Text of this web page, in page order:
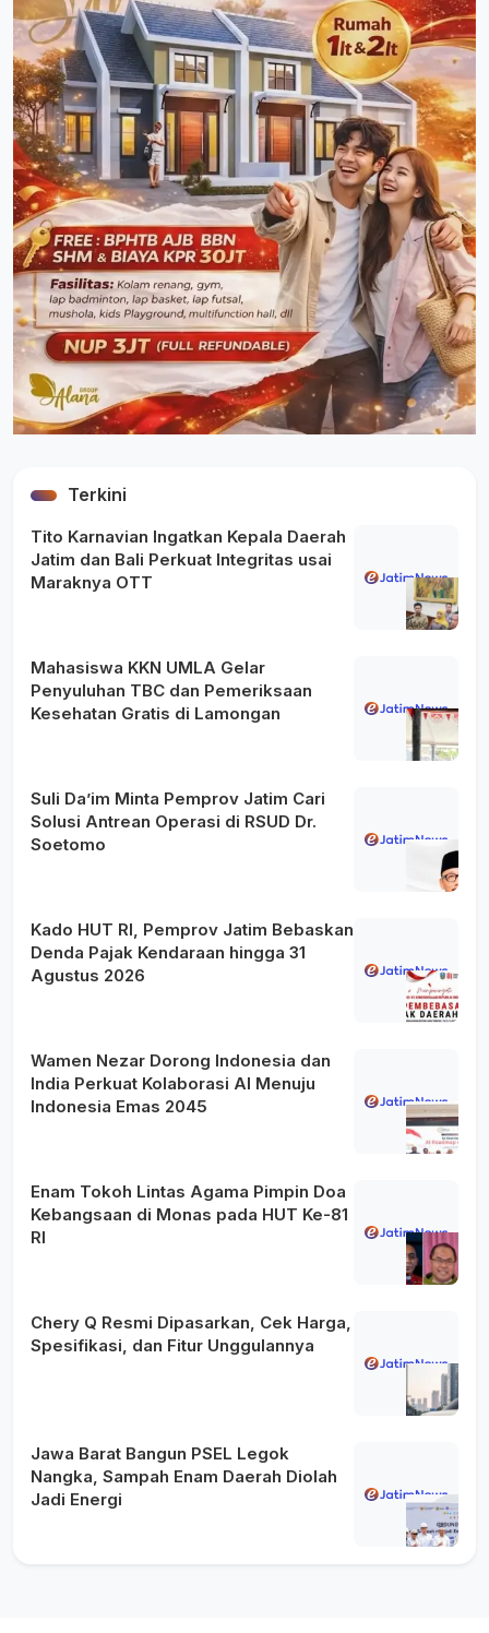
Terkini
Tito Karnavian Ingatkan Kepala Daerah
Jatim dan Bali Perkuat Integritas usai
Maraknya OTT
Mahasiswa KKN UMLA Gelar
Penyuluhan TBC dan Pemeriksaan
Kesehatan Gratis di Lamongan
Suli Da’im Minta Pemprov Jatim Cari
Solusi Antrean Operasi di RSUD Dr.
Soetomo
Kado HUT RI, Pemprov Jatim Bebaskan
Denda Pajak Kendaraan hingga 31
Agustus 2026
Wamen Nezar Dorong Indonesia dan
India Perkuat Kolaborasi AI Menuju
Indonesia Emas 2045
Enam Tokoh Lintas Agama Pimpin Doa
Kebangsaan di Monas pada HUT Ke-81
RI
Chery Q Resmi Dipasarkan, Cek Harga,
Spesifikasi, dan Fitur Unggulannya
Jawa Barat Bangun PSEL Legok
Nangka, Sampah Enam Daerah Diolah
Jadi Energi